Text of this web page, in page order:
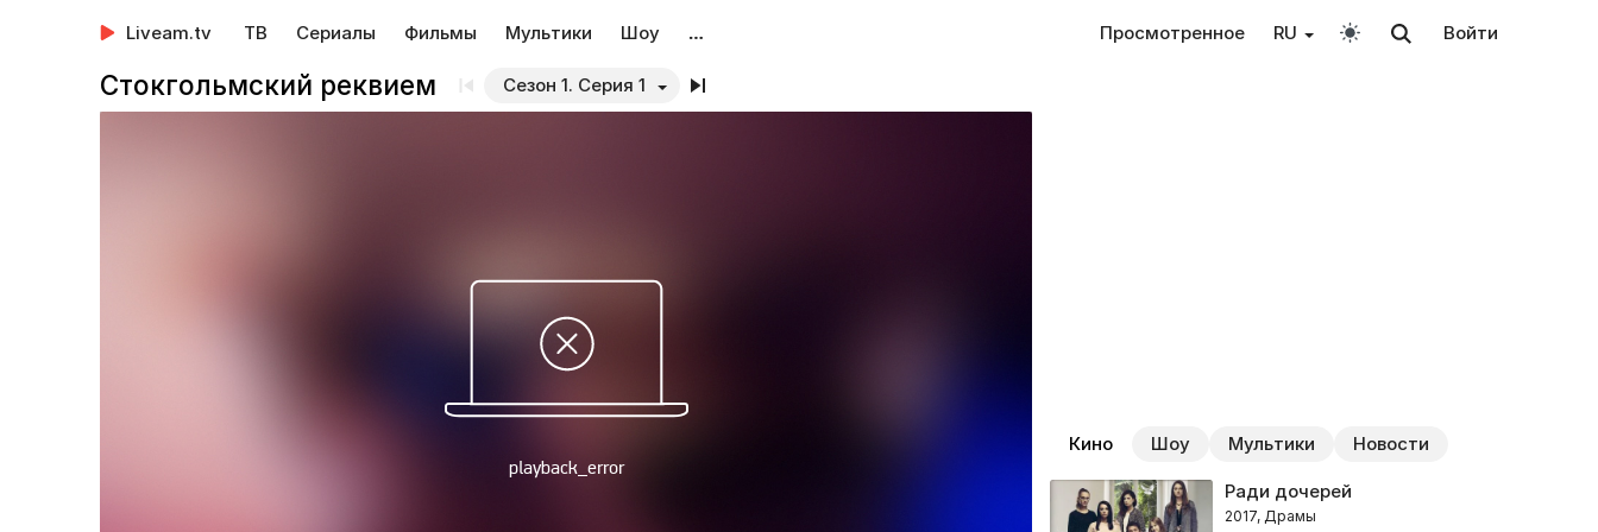
Liveam.tv ТВ Сериалы Фильмы Мультики Шоу … Просмотренное RU Войти
Стокгольмский реквием Сезон 1. Серия 1
Кино Шоу Мультики Новости
Ради дочерей
2017, Драмы